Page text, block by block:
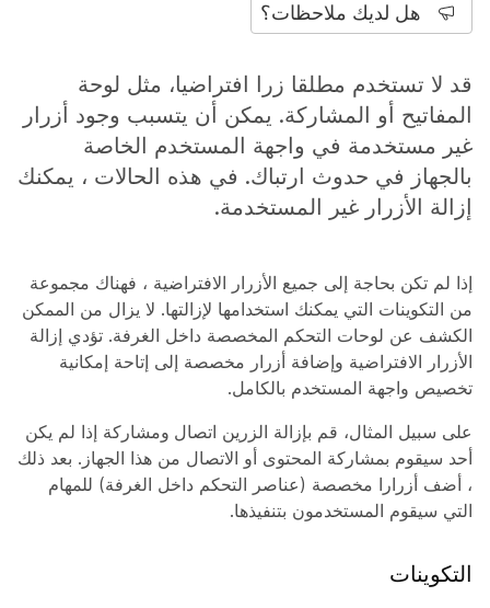
هل لديك ملاحظات؟
قد لا تستخدم مطلقا زرا افتراضيا، مثل لوحة
المفاتيح أو المشاركة. يمكن أن يتسبب وجود أزرار
غير مستخدمة في واجهة المستخدم الخاصة
بالجهاز في حدوث ارتباك. في هذه الحالات ، يمكنك
إزالة الأزرار غير المستخدمة.
إذا لم تكن بحاجة إلى جميع الأزرار الافتراضية ، فهناك مجموعة
من التكوينات التي يمكنك استخدامها لإزالتها. لا يزال من الممكن
الكشف عن لوحات التحكم المخصصة داخل الغرفة. تؤدي إزالة
الأزرار الافتراضية وإضافة أزرار مخصصة إلى إتاحة إمكانية
تخصيص واجهة المستخدم بالكامل.
على سبيل المثال، قم بإزالة الزرين اتصال ومشاركة إذا لم يكن
أحد سيقوم بمشاركة المحتوى أو الاتصال من هذا الجهاز. بعد ذلك
، أضف أزرارا مخصصة (عناصر التحكم داخل الغرفة) للمهام
التي سيقوم المستخدمون بتنفيذها.
التكوينات